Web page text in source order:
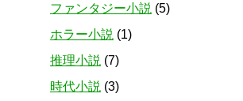
ファンタジー小説 (5)
ホラー小説 (1)
推理小説 (7)
時代小説 (3)